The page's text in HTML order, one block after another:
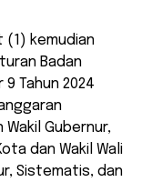
(1) kemudian
Badan
9 Tahun 2024
Wakil Gubernur,
dan Wakil Wali
Sistematis, dan